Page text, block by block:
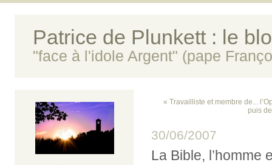
Patrice de Plunkett : le
"face à l'idole Argent" (pape
« Travailliste et membre de...
puis
30/06/2007
La Bible, l’homme